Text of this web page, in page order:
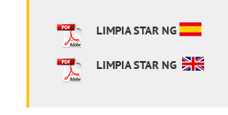
LIMPIA STAR NG
LIMPIA STAR NG